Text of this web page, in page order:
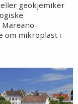
geokjemiker
om mikroplast i